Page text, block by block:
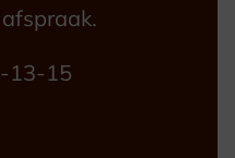
13-15